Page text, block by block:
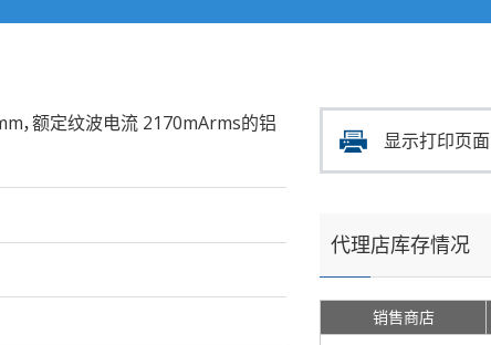
，额定纹波电流 2170mArms的铝
显示打印页面
代理店库存情况
销售商店